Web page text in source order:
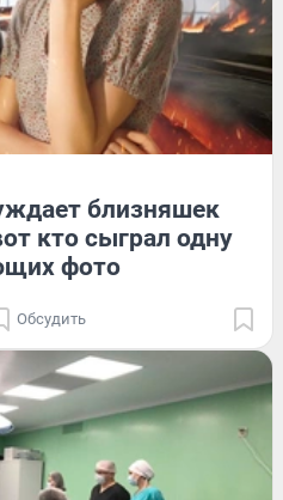
близняшек
кто сыграл одну
фото
Обсудить